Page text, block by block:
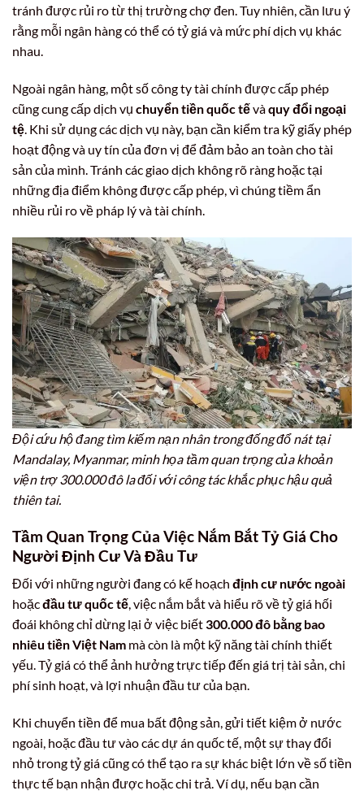
tránh được rủi ro từ thị trường chợ đen. Tuy nhiên, cần lưu ý
rằng mỗi ngân hàng có thể có tỷ giá và mức phí dịch vụ khác
nhau.
Ngoài ngân hàng, một số công ty tài chính được cấp phép
cũng cung cấp dịch vụ chuyển tiền quốc tếvàquy đổi ngoại
tệ. Khi sử dụng các dịch vụ này, bạn cần kiểm tra kỹ giấy phép
hoạt động và uy tín của đơn vị để đảm bảo an toàn cho tài
sản của mình. Tránh các giao dịch không rõ ràng hoặc tại
những địa điểm không được cấp phép, vì chúng tiềm ẩn
nhiều rủi ro về pháp lý và tài chính.
Đội cứu hộ đang tìm kiếm nạn nhân trong đống đổ nát tại
Mandalay, Myanmar, minh họa tầm quan trọng của khoản
viện trợ 300.000 đô la đối với công tác khắc phục hậu quả
thiên tai.
Tầm Quan Trọng Của Việc Nắm Bắt Tỷ Giá Cho
Người Định Cư Và Đầu Tư
Đối với những người đang có kế hoạch định cư nước ngoài
hoặcđầu tư quốc tế, việc nắm bắt và hiểu rõ về tỷ giá hối
đoái không chỉ dừng lại ở việc biết300.000 đô bằng bao
nhiêu tiền Việt Nam mà còn là một kỹ năng tài chính thiết
yếu. Tỷ giá có thể ảnh hưởng trực tiếp đến giá trị tài sản, chi
phí sinh hoạt, và lợi nhuận đầu tư của bạn.
Khi chuyển tiền để mua bất động sản, gửi tiết kiệm ở nước
ngoài, hoặc đầu tư vào các dự án quốc tế, một sự thay đổi
nhỏ trong tỷ giá cũng có thể tạo ra sự khác biệt lớn về số tiền
thực tế bạn nhận được hoặc chi trả. Ví dụ, nếu bạn cần